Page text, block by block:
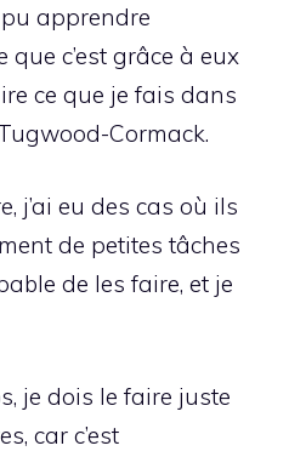
apprendre
que c’est grâce à eux
ce que je fais dans
Cormack.
j’ai eu des cas où ils
de petites tâches
de les faire, et je
je dois le faire juste
car c’est